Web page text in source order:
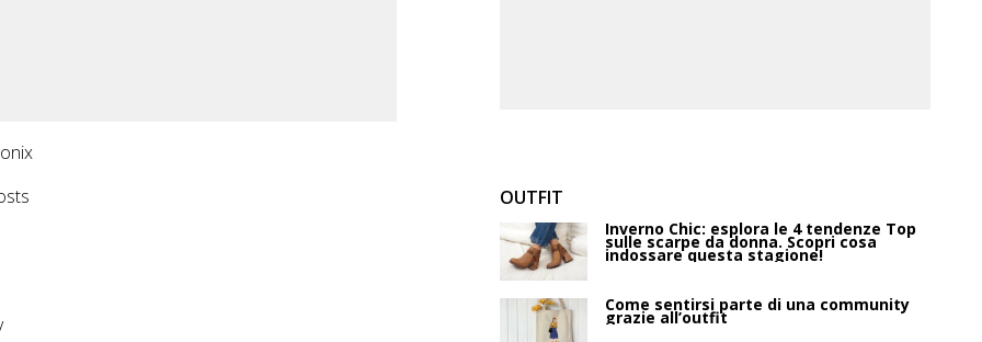
OUTFIT
Inverno Chic: esplora le 4 tendenze Top
sulle scarpe da donna. Scopri cosa
indossare questa stagione!
Come sentirsi parte di una community
grazie all’outfit